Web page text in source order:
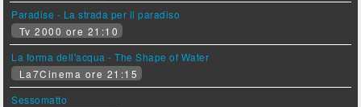
Paradise - La strada per il paradiso
Tv 2000 ore 21:10
La forma dell'acqua - The Shape of Water
La7Cinema ore 21:15
Sessomatto